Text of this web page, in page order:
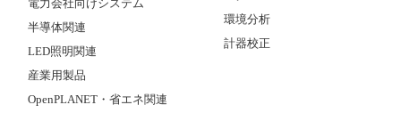
電力会社向けシステム
半導体関連
LED照明関連
産業用製品
OpenPLANET・省エネ関連
環境分析
計器校正